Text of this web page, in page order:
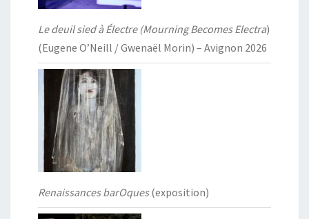
Le deuil sied à Électre (Mourning Becomes Electra)
(Eugene O’Neill / Gwenaël Morin) – Avignon 2026
Renaissances barOques(exposition)